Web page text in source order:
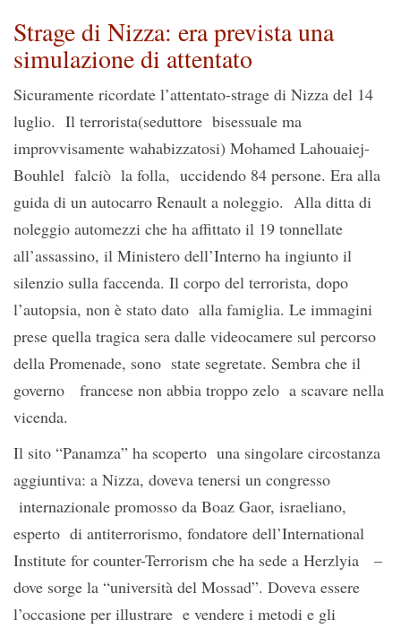
Strage di Nizza: era prevista una
simulazione di attentato
Sicuramente ricordate l’attentato-strage di Nizza del 14
luglio. Il terrorista(seduttore bisessuale ma
improvvisamente wahabizzatosi) Mohamed Lahouaiej-
Bouhlel falciò la folla, uccidendo 84 persone. Era alla
guida di un autocarro Renault a noleggio. Alla ditta di
noleggio automezzi che ha affittato il 19 tonnellate
all’assassino, il Ministero dell’Interno ha ingiunto il
silenzio sulla faccenda. Il corpo del terrorista, dopo
l’autopsia, non è stato dato alla famiglia. Le immagini
prese quella tragica sera dalle videocamere sul percorso
della Promenade, sono state segretate. Sembra che il
governo francese non abbia troppo zelo a scavare nella
vicenda.
Il sito “Panamza” ha scoperto una singolare circostanza
aggiuntiva: a Nizza, doveva tenersi un congresso
internazionale promosso da Boaz Gaor, israeliano,
esperto di antiterrorismo, fondatore dell’International
Institute for counter-Terrorism che ha sede a Herzlyia –
dove sorge la “università del Mossad”. Doveva essere
l’occasione per illustrare e vendere i metodi e gli